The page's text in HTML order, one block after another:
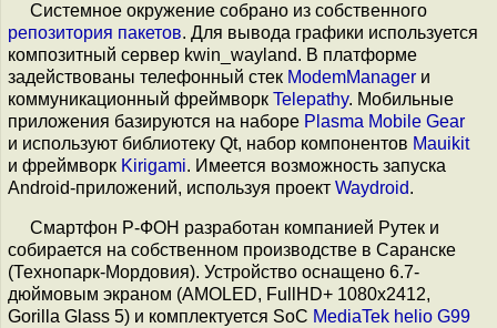
Системное окружение собрано из собственного
репозитория пакетов. Для вывода графики используется
композитный сервер kwin_wayland. В платформе
задействованы телефонный стек ModemManager и
коммуникационный фреймворк Telepathy. Мобильные
приложения базируются на наборе Plasma Mobile Gear
и используют библиотеку Qt, набор компонентов Mauikit
и фреймворк Kirigami. Имеется возможность запуска
Android-приложений, используя проект Waydroid.
Смартфон Р-ФОН разработан компанией Рутек и
собирается на собственном производстве в Саранске
(Технопарк-Мордовия). Устройство оснащено 6.7-
дюймовым экраном (AMOLED, FullHD+ 1080x2412,
Gorilla Glass 5) и комплектуется SoC MediaTek helio G99